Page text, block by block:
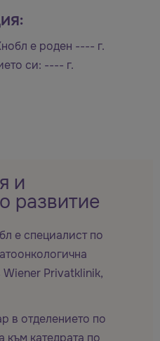
е роден ---- г.
си: ---- г.
и
развитие
е специалист по
Wiener Privatklinik,
в отделението по
към катедрата по